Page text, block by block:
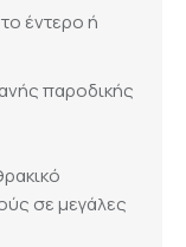
έντερο ή
παροδικής
σε μεγάλες